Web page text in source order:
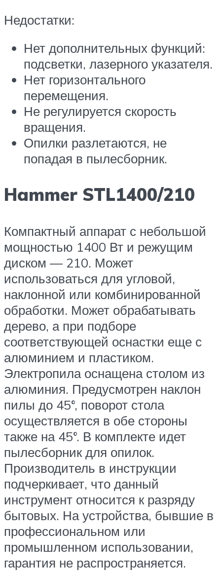
Недостатки:
Нет дополнительных функций:
подсветки, лазерного указателя.
Нет горизонтального
перемещения.
Не регулируется скорость
вращения.
Опилки разлетаются, не
попадая в пылесборник.
Hammer STL1400/210
Компактный аппарат с небольшой
мощностью 1400 Вт и режущим
диском — 210. Может
использоваться для угловой,
наклонной или комбинированной
обработки. Может обрабатывать
дерево, а при подборе
соответствующей оснастки еще с
алюминием и пластиком.
Электропила оснащена столом из
алюминия. Предусмотрен наклон
пилы до 45°, поворот стола
осуществляется в обе стороны
также на 45°. В комплекте идет
пылесборник для опилок.
Производитель в инструкции
подчеркивает, что данный
инструмент относится к разряду
бытовых. На устройства, бывшие в
профессиональном или
промышленном использовании,
гарантия не распространяется.